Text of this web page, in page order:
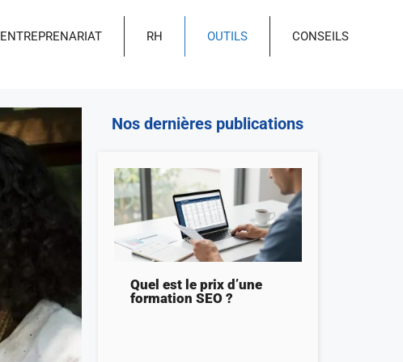
ENTREPRENARIAT RH OUTILS CONSEILS
Nos dernières publications
Quel est le prix d’une
formation SEO ?